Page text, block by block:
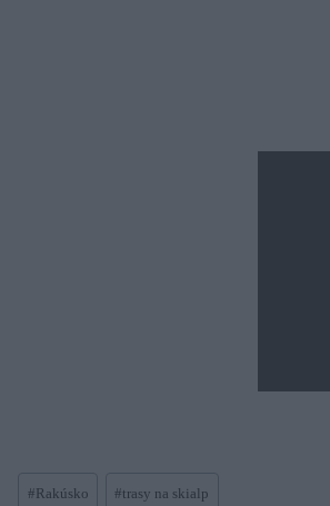
#Rakúsko #trasy na skialp